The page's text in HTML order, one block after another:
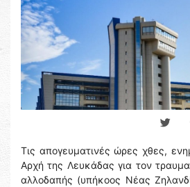
Τις απογευματινές ώρες χθες,
Αρχή της Λευκάδας για τον
αλλοδαπής (υπήκοος Νέας